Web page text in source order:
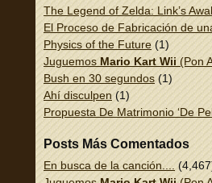
The Legend of Zelda: Link’s
El Proceso de Fabricación de
Physics of the Future (1)
Juguemos Mario Kart Wii (Pon
Bush en 30 segundos (1)
Ahí disculpen (1)
Propuesta De Matrimonio ‘De
Posts Más Comentados
En busca de la canción....